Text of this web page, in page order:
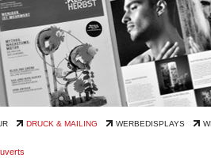
DRUCK & MAILING WERBEDISPLAYS